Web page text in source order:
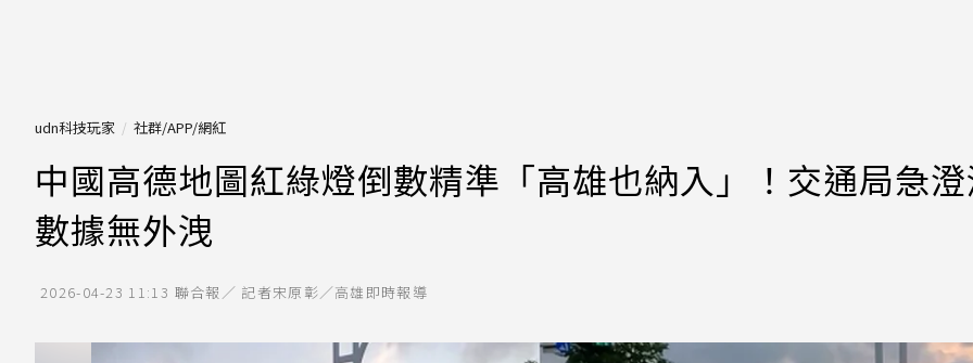
udn科技玩家 社群/APP/網紅
中國高德地圖紅綠燈倒數精準「高雄也納入」！交通局急
數據無外洩
2026-04-23 11:13 聯合報／ 記者宋原彰／高雄即時報導